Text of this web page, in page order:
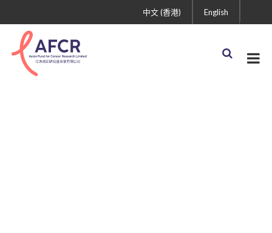
English
中文 (香港)